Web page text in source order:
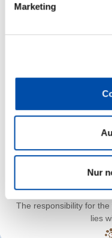
Marketing
Nur
The responsibility for
lies